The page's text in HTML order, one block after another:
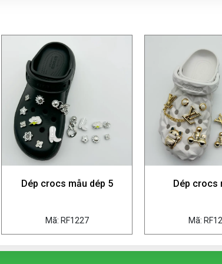
Dép crocs mẫu dép 5
Mã: RF1227
Dép crocs
Mã: